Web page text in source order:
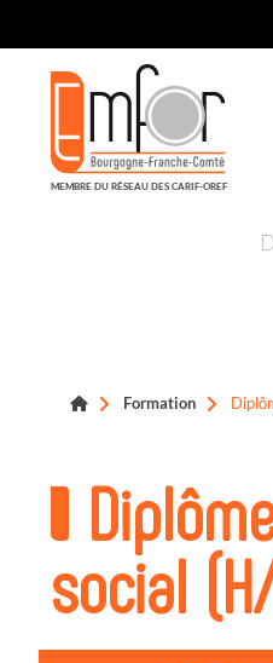
MEMBRE DU RÉSEAU DES CARIF-OREF
Formation
social